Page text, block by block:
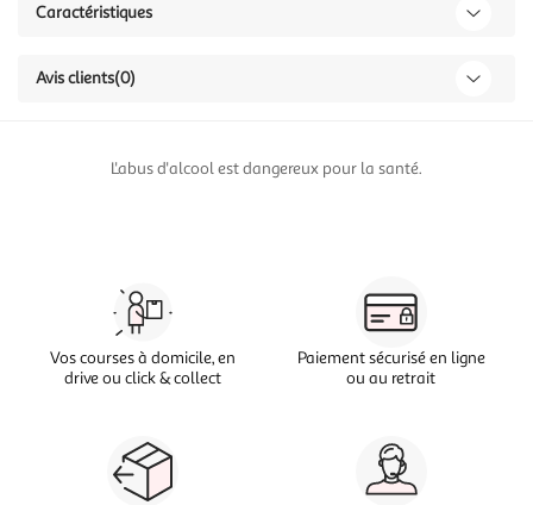
Caractéristiques
Avis clients(0)
L'abus d'alcool est dangereux pour la santé.
Vos courses à domicile, en
drive ou click & collect
Paiement sécurisé en ligne
ou au retrait